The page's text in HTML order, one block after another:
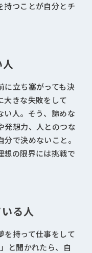
持つことが自分とチ
に立ち塞がっても決
大きな失敗をして
い人。そう、諦めな
発想力、人とのつな
で決めないこと。
想の限界には挑戦で
る人
を持って仕事をして
と聞かれたら、自